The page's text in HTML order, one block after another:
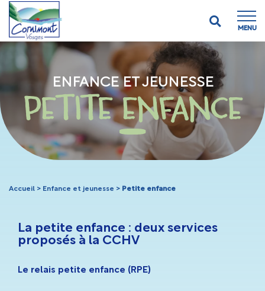
MENU
ENFANCE ET JEUNESSE
PETITE ENFANCE
Accueil > Enfance et jeunesse > Petite enfance
La petite enfance : deux services
proposés à la CCHV
Le relais petite enfance (RPE)